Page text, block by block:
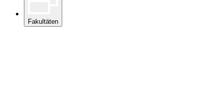
Fakultäten